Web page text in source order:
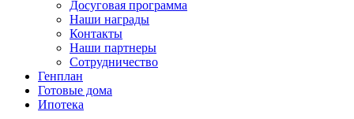
Досуговая программа
Наши награды
Контакты
Наши партнеры
Сотрудничество
Генплан
Готовые дома
Ипотека